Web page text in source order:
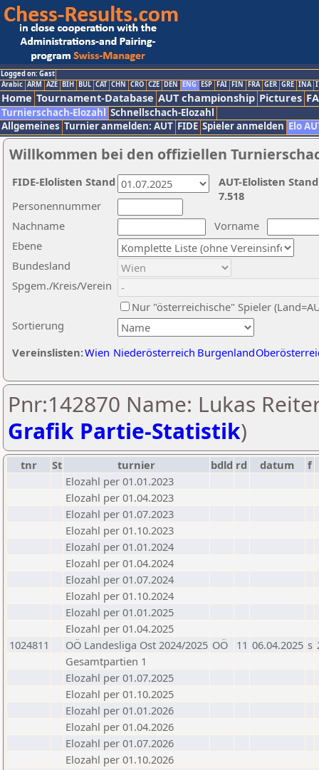
Logged on: Gast
Arabic ARM AZE BIH BUL CAT CHN CRO CZE DEN ENG ESP FAI FIN FRA GER GRE INA
Home Tournament-Database AUT championship Pictures
Turnierschach-Elozahl Schnellschach-Elozahl
Allgemeines Turnier anmelden: AUT FIDE Spieler anmelden Elo
Willkommen bei den offiziellen
Nachname
Vorname
Ebene
Sortierung
Personennummer
Bundesland
Spgem./Kreis/Verein
Nur "österreichische" Spieler
Vereinslisten:Wien Niederösterreich Burgenland
AUT-Elolisten
7.518
FIDE-Elolisten Stand
Pnr:142870 Name: Lukas
Grafik Partie-Statistik)
tnr St turnier bdld rd datum
f
Elozahl per 01.01.2023
Elozahl per 01.04.2023
Elozahl per 01.07.2023
Elozahl per 01.10.2023
Elozahl per 01.01.2024
Elozahl per 01.04.2024
Elozahl per 01.07.2024
Elozahl per 01.10.2024
Elozahl per 01.01.2025
Elozahl per 01.04.2025
1024811
OÖ Landesliga Ost 2024/2025 OÖ 11 06.04.2025 s
Gesamtpartien 1
Elozahl per 01.07.2025
Elozahl per 01.10.2025
Elozahl per 01.01.2026
Elozahl per 01.04.2026
Elozahl per 01.07.2026
Elozahl per 01.10.2026